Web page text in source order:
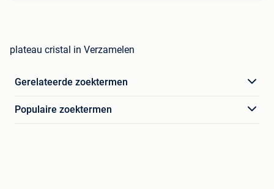
plateau cristal in Verzamelen
Gerelateerde zoektermen
Populaire zoektermen